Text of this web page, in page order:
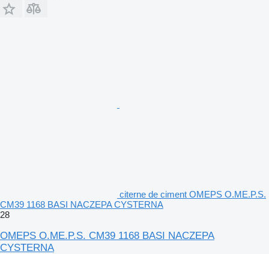
citerne de ciment OMEPS O.ME.P.S.
CM39 1168 BASI NACZEPA CYSTERNA
28
OMEPS O.ME.P.S. CM39 1168 BASI NACZEPA
CYSTERNA